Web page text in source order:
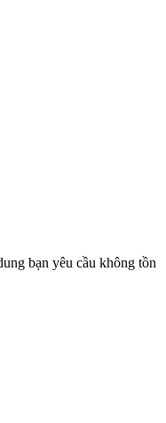
bạn yêu cầu không tồn